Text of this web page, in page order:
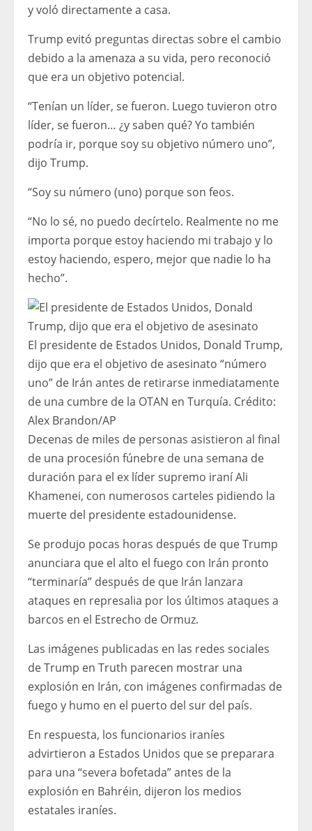
y voló directamente a casa.
Trump evitó preguntas directas sobre el cambio
debido a la amenaza a su vida, pero reconoció
que era un objetivo potencial.
“Tenían un líder, se fueron. Luego tuvieron otro
líder, se fueron… ¿y saben qué? Yo también
podría ir, porque soy su objetivo número uno”,
dijo Trump.
“Soy su número (uno) porque son feos.
“No lo sé, no puedo decírtelo. Realmente no me
importa porque estoy haciendo mi trabajo y lo
estoy haciendo, espero, mejor que nadie lo ha
hecho”.
El presidente de Estados Unidos, Donald Trump,
dijo que era el objetivo de asesinato “número
uno” de Irán antes de retirarse inmediatamente
de una cumbre de la OTAN en Turquía. Crédito:
Alex Brandon/AP
Decenas de miles de personas asistieron al final
de una procesión fúnebre de una semana de
duración para el ex líder supremo iraní Ali
Khamenei, con numerosos carteles pidiendo la
muerte del presidente estadounidense.
Se produjo pocas horas después de que Trump
anunciara que el alto el fuego con Irán pronto
“terminaría” después de que Irán lanzara
ataques en represalia por los últimos ataques a
barcos en el Estrecho de Ormuz.
Las imágenes publicadas en las redes sociales
de Trump en Truth parecen mostrar una
explosión en Irán, con imágenes confirmadas de
fuego y humo en el puerto del sur del país.
En respuesta, los funcionarios iraníes
advirtieron a Estados Unidos que se preparara
para una “severa bofetada” antes de la
explosión en Bahréin, dijeron los medios
estatales iraníes.